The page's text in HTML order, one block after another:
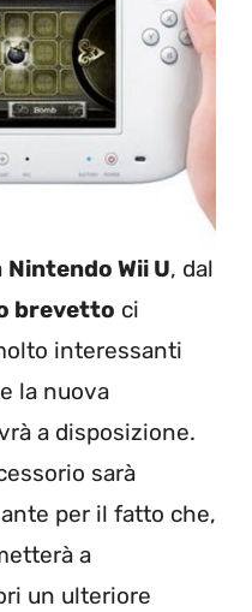
Nintendo Wii U, dal
brevetto ci
interessanti
la nuova
a disposizione.
sarà
per il fatto che,
a
un ulteriore